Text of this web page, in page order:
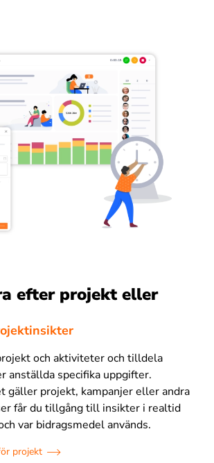
efter projekt eller
och aktiviteter och tilldela
anställda specifika uppgifter.
gäller projekt, kampanjer eller andra
får du tillgång till insikter i realtid
var bidragsmedel används.
projekt